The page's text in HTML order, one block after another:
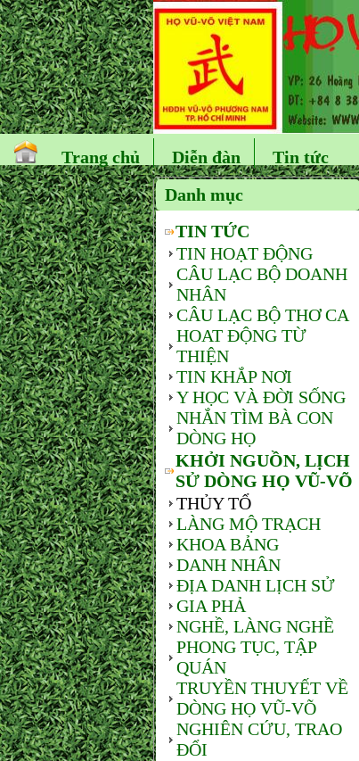
Trang chủ Diễn đàn Tin tức
Danh mục
TIN TỨC
TIN HOẠT ĐỘNG
CÂU LẠC BỘ DOANH
NHÂN
CÂU LẠC BỘ THƠ CA
HOAT ĐỘNG TỪ
THIỆN
TIN KHẮP NƠI
Y HỌC VÀ ĐỜI SỐNG
NHẮN TÌM BÀ CON
DÒNG HỌ
KHỞI NGUỒN, LỊCH
SỬ DÒNG HỌ VŨ-VÕ
THỦY TỔ
LÀNG MỘ TRẠCH
KHOA BẢNG
DANH NHÂN
ĐỊA DANH LỊCH SỬ
GIA PHẢ
NGHỀ, LÀNG NGHỀ
PHONG TỤC, TẬP
QUÁN
TRUYỀN THUYẾT VỀ
DÒNG HỌ VŨ-VÕ
NGHIÊN CỨU, TRAO
ĐỔI